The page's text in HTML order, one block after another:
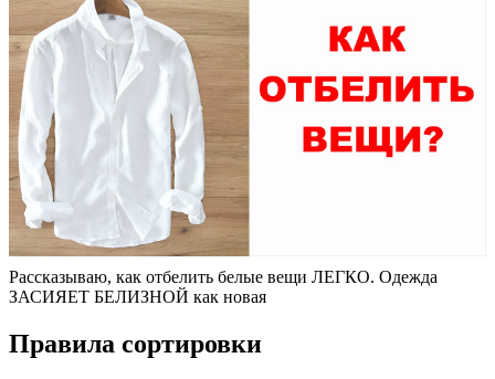
Рассказываю, как отбелить белые вещи ЛЕГКО. Одежда
ЗАСИЯЕТ БЕЛИЗНОЙ как новая
Правила сортировки